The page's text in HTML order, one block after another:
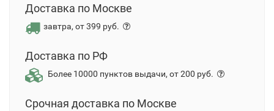
Доставка по Москве
завтра, от 399 руб.
Доставка по РФ
Более 10000 пунктов выдачи, от 200 руб.
Срочная доставка по Москве